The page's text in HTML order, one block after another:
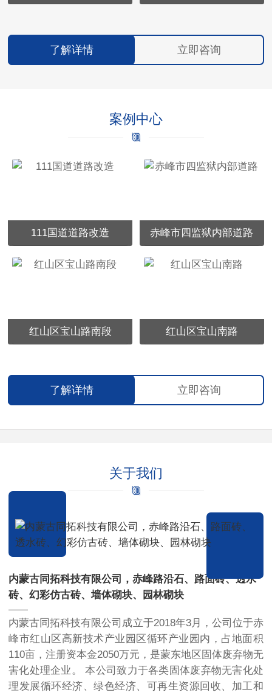
了解详情 立即咨询
案例中心
111国道道路改造 赤峰市四监狱内部道路
红山区宝山路南段 红山区宝山南路
了解详情 立即咨询
关于我们
内蒙古同拓科技有限公司，赤峰路沿石、路面砖、透水
砖、幻彩仿古砖、墙体砌块、园林砌块
内蒙古同拓科技有限公司成立于2018年3月，公司位于赤
峰市红山区高新技术产业园区循环产业园内，占地面积
110亩，注册资本金2050万元，是蒙东地区固体废弃物无
害化处理企业。 本公司致力于各类固体废弃物无害化处
理发展循环经济、绿色经济、可再生资源回收、加工和